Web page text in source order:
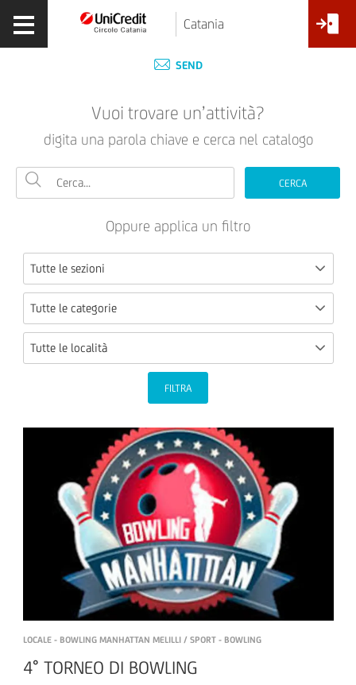
Catania
SEND
Vuoi trovare un’attività?
digita una parola chiave e cerca nel catalogo
CERCA
Oppure applica un filtro
Tutte le sezioni
Tutte le categorie
Tutte le località
FILTRA
LOCALE - BOWLING MANHATTAN MELILLI / SPORT - BOWLING
4° TORNEO DI BOWLING